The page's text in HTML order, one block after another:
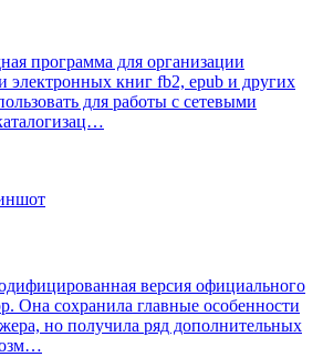
программа для организации
электронных книг fb2, epub и других
для работы с сетевыми
версия официального
Она сохранила главные особенности
но получила ряд дополнительных